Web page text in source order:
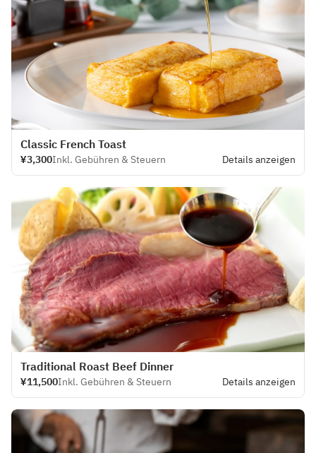
Classic French Toast
¥3,300Inkl. Gebühren & Steuern Details anzeigen
Traditional Roast Beef Dinner
¥11,500Inkl. Gebühren & Steuern Details anzeigen